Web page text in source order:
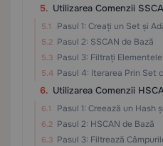
Utilizarea Comenzii
Pasul 1: Creați un Set și
Pasul 2: SSCAN de Bază
Pasul 3: Filtrați
Pasul 4: Iterarea Prin Set
Utilizarea Comenzii
Pasul 1: Creează un Hash
Pasul 2: HSCAN de Bază
Pasul 3: Filtrează